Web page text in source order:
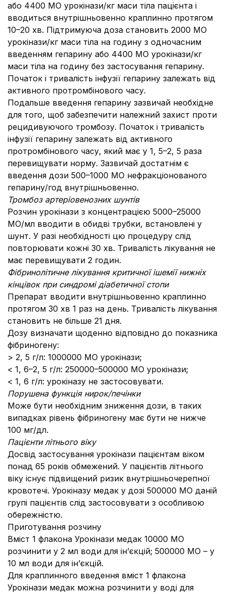
або 4400 МО урокінази/кг маси тіла пацієнта і
вводиться внутрішньовенно краплинно протягом
10–20 хв. Підтримуюча доза становить 2000 МО
урокінази/кг маси тіла на годину з одночасним
введенням гепарину або 4400 МО урокінази/кг
маси тіла на годину без застосування гепарину.
Початок і тривалість інфузії гепарину залежать від
активного протромбінового часу.
Подальше введення гепарину зазвичай необхідне
для того, щоб забезпечити належний захист проти
рецидивуючого тромбозу. Початок і тривалість
інфузії гепарину залежать від активного
протромбінового часу, який має у 1, 5–2, 5 раза
перевищувати норму. Зазвичай достатнім є
введення дози 500–1000 МО нефракціонованого
гепарину/год внутрішньовенно.
Тромбоз артеріовенозних шунтів
Розчин урокінази з концентрацією 5000–25000
МО/мл вводити в обидві трубки, встановлені у
шунт. У разі необхідності цю процедуру слід
повторювати кожні 30 хв. Тривалість лікування не
має перевищувати 2 годин.
Фібринолітичне лікування критичної ішемії нижніх
кінцівок при синдромі діабетичної стопи
Препарат вводити внутрішньовенно краплинно
протягом 30 хв 1 раз на день. Тривалість лікування
становить не більше 21 дня.
Дозу визначати щоденно відповідно до показника
фібриногену:
> 2, 5 г/л: 1000000 МО урокінази;
< 1, 6–2, 5 г/л: 250000–500000 МО урокінази;
< 1, 6 г/л: урокіназу не застосовувати.
Порушена функція нирок/печінки
Може бути необхідним зниження дози, в таких
випадках рівень фібриногену має бути не нижче
100 мг/дл.
Пацієнти літнього віку
Досвід застосування урокінази пацієнтам віком
понад 65 років обмежений. У пацієнтів літнього
віку існує підвищений ризик внутрішньочерепної
кровотечі. Урокіназу медак у дозі 500000 МО даній
групі пацієнтів слід застосовувати з особливою
обережністю.
Приготування розчину
Вміст 1 флакона Урокінази медак 10000 МО
розчинити у 2 мл води для ін’єкцій; 500000 МО – у
10 мл води для ін’єкцій.
Для краплинного введення вміст 1 флакона
Урокінази медак можна розчинити у воді для